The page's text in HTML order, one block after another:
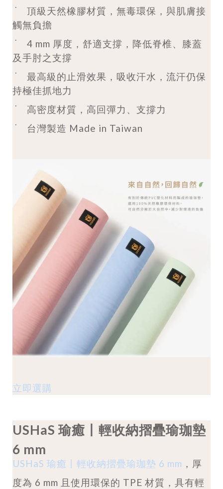
˙ 頂級天然橡膠材質，無毒環保，與肌膚接
觸無負擔
˙ 4 mm 厚度，舒適支撐，降低脊椎、膝蓋
及手肘之支撐
˙ 最高級的止滑效果，吸收汗水，流汗仍保
持極佳抓地力
˙ 高密度材質，高回彈力、支撐力
˙ 台灣製造 Made in Taiwan
立即選購
USHaS 瑜癒
輕收納摺疊瑜珈墊
6 mm
USHaS 瑜癒丨輕收納摺疊瑜珈墊 6 mm ，厚
度為 6 mm 且使用環保的 TPE 材質，具有輕